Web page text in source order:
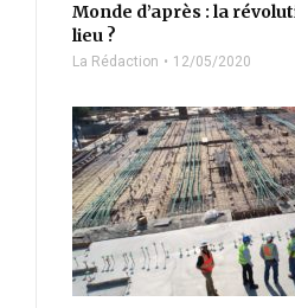
Monde d’après : la
lieu ?
La Rédaction 12/05/2020